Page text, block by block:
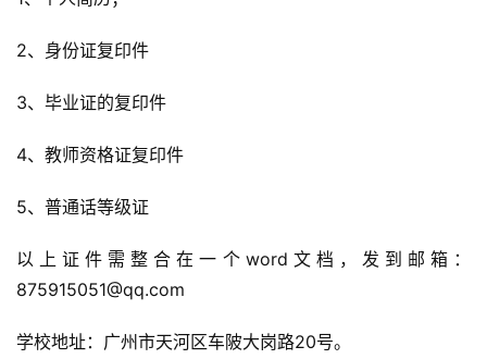
2、身份证复印件
3、毕业证的复印件
4、教师资格证复印件
5、普通话等级证
以上证件需整合在一个word文档，发到邮箱：
875915051@qq.com
学校地址：广州市天河区车陂大岗路20号。